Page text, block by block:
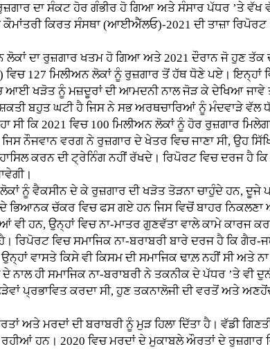
ਰੁਜ਼ਗਾਰ ਦਾ ਸੰਕਟ ਹੋਰ ਗੰਭੀਰ ਹੋ ਗਿਆ ਅਤੇ ਸੰਸਾਰ ਪੱਧਰ ’ਤੇ
ਕਿਰਤ ਸੰਸਥਾ (ਆਈਐੱਲਓ)-2021 ਦੀ ਤਾਜ਼ਾ ਰਿਪੋਰਟ
ਦਾ ਰੁਜ਼ਗਾਰ ਖਤਮ ਹੋ ਗਿਆ ਅਤੇ 2021 ਦੌਰਾਨ ਜੋ ਹੁਣ ਤੱਕ
127 ਮਿਲੀਅਨ ਲੋਕਾਂ ਨੂੰ ਰੁਜ਼ਗਾਰ ਤੋਂ ਹੱਥ ਧੋਣੇ ਪਏ। ਇਨ੍ਹਾਂ
ਨੂੰ ਮਜ਼ਦੂਰਾਂ ਦੀ ਆਮਦਨੀ ਨਾਲ ਜੋੜ ਕੇ ਦੇਖਿਆ ਜਾਵੇ ਤਾਂ
ਬਹੁਤ ਘਟੀ ਹੈ ਜਿਸ ਨੇ ਸਭ ਅਰਥਚਾਰਿਆਂ ਨੂੰ ਮੰਦਵਾੜੇ ਵੱਲ
ਕਿ 2021 ਵਿਚ 100 ਮਿਲੀਅਨ ਲੋਕਾਂ ਨੂੰ ਹੋਰ ਰੁਜ਼ਗਾਰ
ਨੌਜਵਾਨ ਵਰਗ ਨੇ ਰੁਜ਼ਗਾਰ ਦੇ ਖੇਤਰ ਵਿਚ ਜਾਣਾ ਸੀ, ਉਹ
ਕਰਨ ਦੀ ਟ੍ਰੇਨਿੰਗ ਨਹੀਂ ਰੱਖਦੇ। ਰਿਪੋਰਟ ਵਿਚ ਦਰਜ ਹੈ ਕਿ
ਵੈਕਸੀਨ ਦੇ ਕੇ ਰੁਜ਼ਗਾਰ ਦੀ ਖੜੋਤ ਤੋੜਨਾ ਚਾਹੁੰਦੇ ਹਨ, ਦੂਜੇ
ਚੱਕਰ ਵਿਚ ਫਸ ਗਏ ਹਨ ਜਿਸ ਵਿਚੋਂ ਬਾਹਰ
ਵੀ ਹਨ, ਉਨ੍ਹਾਂ ਵਿਚ ਨਾ-ਮਾਤਰ ਗੁਣਵੱਤਾ ਵਾਲੇ ਕਾਮੇ ਕਾਰਜ
ਰਿਪੋਰਟ ਵਿਚ ਸਮਾਜਿਕ ਨਾ-ਬਰਾਬਰੀ ਬਾਰੇ ਦਰਜ ਹੈ ਕਿ
ਉਨ੍ਹਾਂ ਵਾਸਤੇ ਕਿਸੇ ਵੀ ਕਿਸਮ ਦੀ ਸਮਾਜਿਕ ਢਾਲ਼ ਨਹੀਂ ਸੀ
ਹੀ ਸਮਾਜਿਕ ਨਾ-ਬਰਾਬਰੀ ਨੇ ਤਕਨੀਕ ਦੇ ਪੱਧਰ ’ਤੇ ਵੀ
ਪ੍ਰਭਾਵਿਤ ਕਰਦਾ ਸੀ, ਹੁਣ ਤਕਨਾਲੋਜੀ ਦੀ ਵਰਤੋਂ ਅਤੇ
ਮਰਦਾਂ ਦੀ ਬਰਾਬਰੀ ਨੂੰ ਮੁੜ ਹਿਲਾ ਦਿੱਤਾ ਹੈ। ਵੱਡੀ
ਹਨ। 2020 ਵਿਚ ਮਰਦਾਂ ਦੇ ਮੁਕਾਬਲੇ ਔਰਤਾਂ ਦੇ